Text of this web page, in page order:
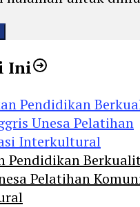
Ini
Pendidikan
Pelatihan